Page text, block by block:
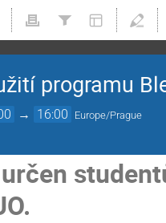
programu
→ 16:00 Europe/Prague